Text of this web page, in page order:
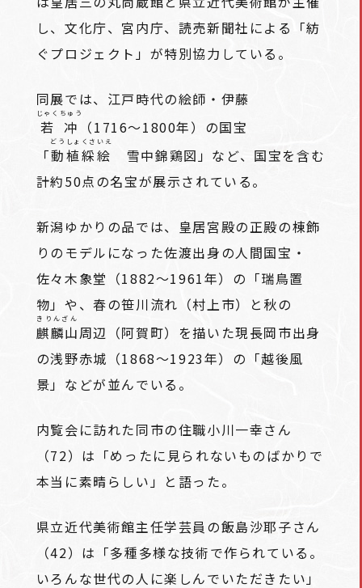
し、文化庁、宮内庁、読売新聞社による「紡
ぐプロジェクト」が特別協力している。
同展では、江戸時代の絵師・伊藤
若冲
じゃくちゅう
（1716～1800年）の国宝
「動植綵絵
どうしょくさいえ
雪中錦鶏図」など、国宝を含む
計約50点の名宝が展示されている。
新潟ゆかりの品では、皇居宮殿の正殿の棟飾
りのモデルになった佐渡出身の人間国宝・
佐々木象堂（1882～1961年）の「瑞鳥置
物」や、春の笹川流れ（村上市）と秋の
麒麟山
きりんざん
周辺（阿賀町）を描いた現長岡市出身
の浅野赤城（1868～1923年）の「越後風
景」などが並んでいる。
内覧会に訪れた同市の住職小川一幸さん
（72）は「めったに見られないものばかりで
本当に素晴らしい」と語った。
県立近代美術館主任学芸員の飯島沙耶子さん
（42）は「多種多様な技術で作られている。
いろんな世代の人に楽しんでいただきたい」